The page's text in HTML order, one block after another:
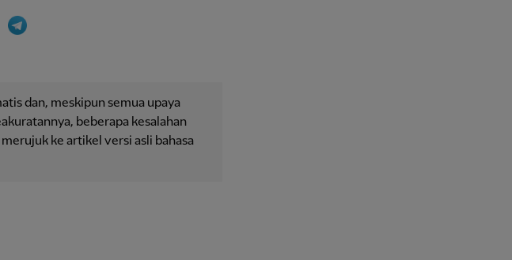
dan, meskipun semua upaya
beberapa kesalahan
ke artikel versi asli bahasa